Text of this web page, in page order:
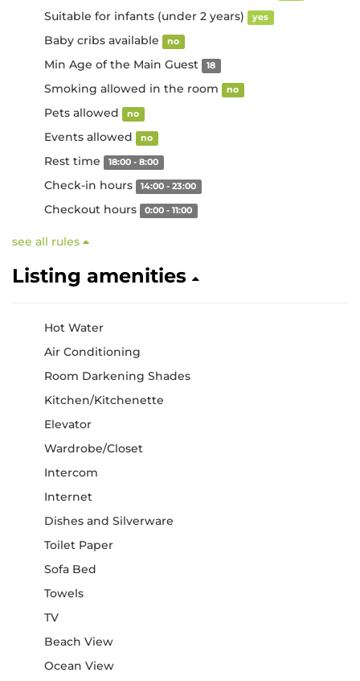
Suitable for infants (under 2 years) yes
Baby cribs available no
Min Age of the Main Guest 18
Smoking allowed in the room no
Pets allowed no
Events allowed no
Rest time 18:00 - 8:00
Check-in hours 14:00 - 23:00
Checkout hours 0:00 - 11:00
see all rules
Listing amenities
Hot Water
Air Conditioning
Room Darkening Shades
Kitchen/Kitchenette
Elevator
Wardrobe/Closet
Intercom
Internet
Dishes and Silverware
Toilet Paper
Sofa Bed
Towels
TV
Beach View
Ocean View